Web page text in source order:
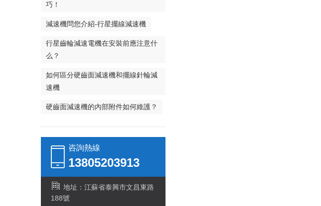
巧！
減速機問您介紹-行星擺線減速機
行星齒輪減速電機在安裝前應注意什
么？
如何區分硬齒面減速機和擺線針輪減
速機
硬齒面減速機的內部附件如何維護？
咨詢熱線
13805203913
地址：江蘇省泰興市文昌東路
188號